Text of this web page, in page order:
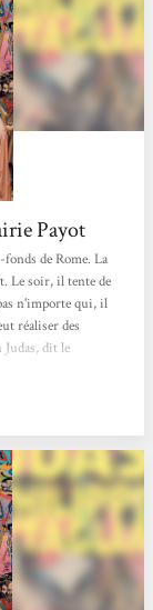
Payot
de Rome. La
Le soir, il tente de
n'importe qui, il
réaliser des
dit le
Satan qui lui